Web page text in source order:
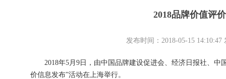
2018品牌价值评
发布时间：2018-05-15
2018年5月9日，由中国品牌建设促进会、经济日报社、中
价信息发布”活动在上海举行。